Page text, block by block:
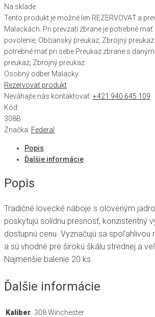
Na sklade
Tento produkt je možné len REZERVOVAŤ a
Malackách. Pri prevzatí zbrane je potrebné mať
povolenie, Občianský preukaz, Zbrojný
potrebné mať pri sebe Preukaz zbrane s
preukaz, Zbrojný preukaz.
Osobný odber Malacky
Rezervovať produkt
Neváhajte nás kontaktovať: +421 940 645 109
Kód:
308B
Značka: Federal
Popis
Ďalšie informácie
Popis
Tradičné lovecké náboje s oloveným
poskytujú solídnu presnosť, konzistentný
dostupnú cenu. Vyznačujú sa spoľahlivou
a sú vhodné pre širokú škálu strednej a
Najmenšie balenie 20 ks.
Ďalšie informácie
Kaliber .308 Winchester